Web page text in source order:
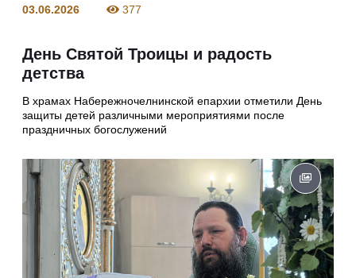
03.06.2026 377
День Святой Троицы и радость
детства
В храмах Набережночелнинской епархии отметили День
защиты детей различными мероприятиями после
праздничных богослужений